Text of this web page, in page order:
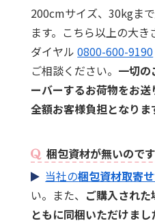
200cmサイズ、30kgま
ます。こちら以上の大
ダイヤル0800-600-9190
ご相談ください。 一切の
ーバーするお荷物をお
全額お客様負担となりま
梱包資材が無いので
当社の梱包資材取寄
い。また、 ご購入され
ともに同梱いただけま